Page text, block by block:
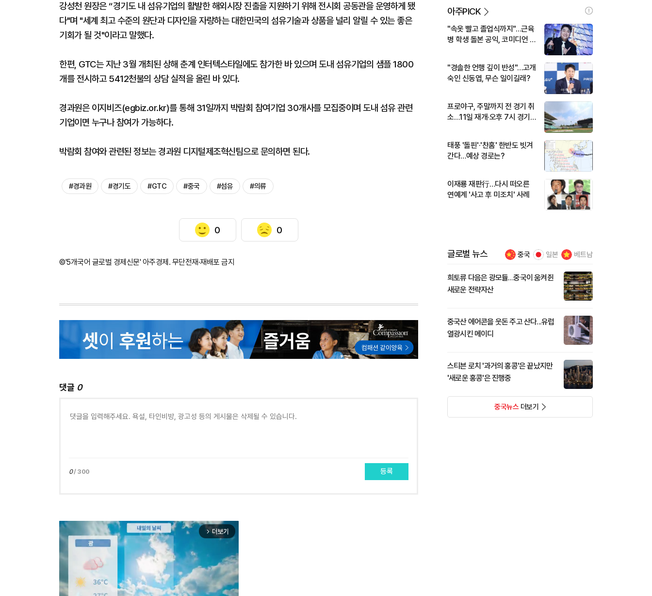
강성천 원장은 “경기도 내 섬유기업의 활발한 해외시장 진출을 지원하기 위해 전시회 공동관을 운영하게 됐
다"며 "세계 최고 수준의 원단과 디자인을 자랑하는 대한민국의 섬유기술과 상품을 널리 알릴 수 있는 좋은
기회가 될 것"이라고 말했다.
한편, GTC는 지난 3월 개최된 상해 춘계 인터텍스타일에도 참가한 바 있으며 도내 섬유기업의 샘플 1800
개를 전시하고 5412천불의 상담 실적을 올린 바 있다.
경과원은 이지비즈(egbiz.or.kr)를 통해 31일까지 박람회 참여기업 30개사를 모집중이며 도내 섬유 관련
기업이면 누구나 참여가 가능하다.
박람회 참여와 관련된 정보는 경과원 디지털제조혁신팀으로 문의하면 된다.
#경과원 #경기도 #GTC #중국 #섬유 #의류
0 0
©'5개국어 글로벌 경제신문' 아주경제. 무단전재·재배포 금지
댓글 0
0/ 300 등록
arrow_forward_ios 더보기
아주PICK
"속옷 빨고 졸업식까지"…근육
병 학생 돌본 공익, 코미디언 김
"경솔한 언행 깊이 반성"…고개
숙인 신동엽, 무슨 일이길래?
프로야구, 주말까지 전 경기 취
소…11일 재개·오후 7시 경기
태풍 '돌핀'·'찬홈' 한반도 빗겨
간다…예상 경로는?
이재룡 재판行…다시 떠오른
연예계 '사고 후 미조치' 사례
글로벌 뉴스 중국 일본 베트남
희토류 다음은 광모듈…중국이 움켜쥔
새로운 전략자산
중국산 에어콘을 웃돈 주고 산다...유럽
열광시킨 메이디
스티븐 로치 '과거의 홍콩'은 끝났지만
'새로운 홍콩'은 진행중
중국뉴스더보기